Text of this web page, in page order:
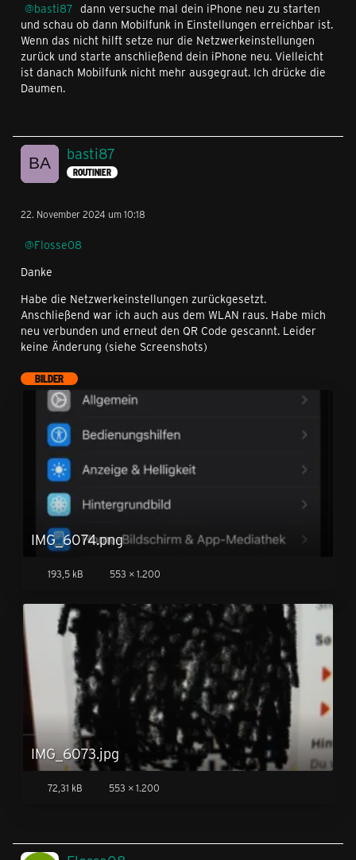
basti87 dann versuche mal dein iPhone neu zu starten
und schau ob dann Mobilfunk in Einstellungen erreichbar ist.
Wenn das nicht hilft setze nur die Netzwerkeinstellungen
zurück und starte anschließend dein iPhone neu. Vielleicht
ist danach Mobilfunk nicht mehr ausgegraut. Ich drücke die
Daumen.
basti87
ROUTINIER
22. November 2024 um 10:18
Flosse08
Danke
Habe die Netzwerkeinstellungen zurückgesetzt.
Anschließend war ich auch aus dem WLAN raus. Habe mich
neu verbunden und erneut den QR Code gescannt. Leider
keine Änderung (siehe Screenshots)
BILDER
IMG_6074.png
193,5 kB 553 × 1.200
IMG_6073.jpg
72,31 kB 553 × 1.200